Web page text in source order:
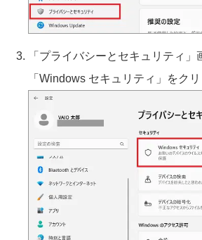
「プライバシーとセキュリティ」
「Windows セキュリティ」をクリ